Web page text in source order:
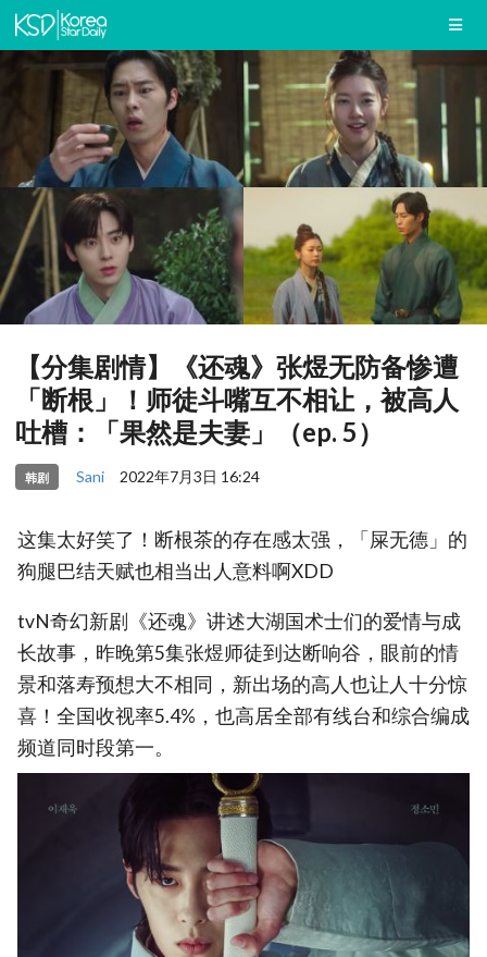
【分集剧情】《还魂》张煜无防备惨遭
「断根」！师徒斗嘴互不相让，被高人
吐槽：「果然是夫妻」（ep. 5）
韩剧 Sani 2022年7月3日 16:24
这集太好笑了！断根茶的存在感太强，「屎无德」的
狗腿巴结天赋也相当出人意料啊XDD
tvN奇幻新剧《还魂》讲述大湖国术士们的爱情与成
长故事，昨晚第5集张煜师徒到达断响谷，眼前的情
景和落寿预想大不相同，新出场的高人也让人十分惊
喜！全国收视率5.4%，也高居全部有线台和综合编成
频道同时段第一。